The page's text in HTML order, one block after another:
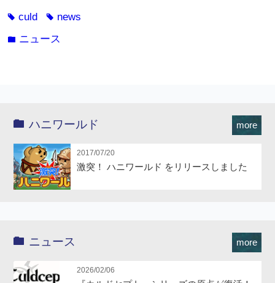
tagculd tag news
folder ニュース
more
ハニワールド
2017/07/20
激突！ ハニワールド をリリースしました
more
ニュース
2026/02/06